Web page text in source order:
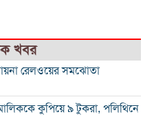
খবর
রেলওয়ের সমঝোতা
মালিককে কুপিয়ে ৯ টুকরা, পলিথিনে